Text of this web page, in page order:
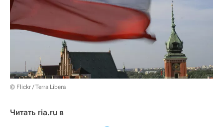
© Flickr / Terra Libera
Читать ria.ru в